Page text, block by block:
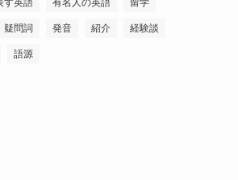
す英語 有名人の英語 留学
疑問詞 発音 紹介 経験談
語源